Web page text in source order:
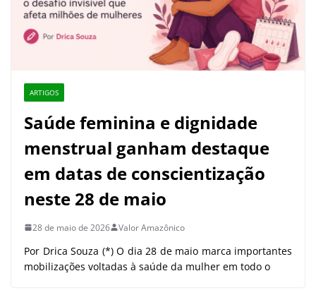
ARTIGOS
Saúde feminina e dignidade
menstrual ganham destaque
em datas de conscientização
neste 28 de maio
28 de maio de 2026 Valor Amazônico
Por Drica Souza (*) O dia 28 de maio marca importantes
mobilizações voltadas à saúde da mulher em todo o